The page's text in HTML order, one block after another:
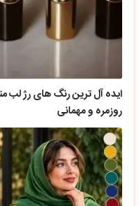
روزمره و مهمانی